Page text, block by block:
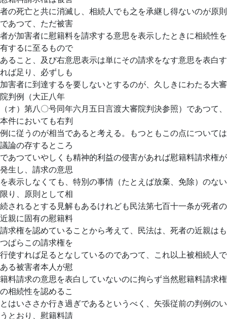
者の死亡と共に消滅し、相続人でも之を承継し得ないのが原則
であつて、ただ被害
者が加害者に慰籍料を請求する意思を表示したときに相続性を
有するに至るもので
あること、及び右意思表示は単にその請求をなす意思を表白す
れば足り、必ずしも
加害者に到達するを要しないとするのが、久しきにわたる大審
院判例（大正八年
（オ）第八〇号同年六月五日言渡大審院判決参照）であつて、
本件においても右判
例に従うのが相当であると考える。もつともこの点については
議論の存するところ
であつていやしくも精神的利益の侵害があれば慰籍料請求権が
発生し、請求の意思
を表示しなくても、特別の事情（たとえば放棄、免除）のない
限り、原則として相
続されるとする見解もあるけれども民法第七百十一条が死者の
近親に固有の慰籍料
請求権を認めていることから考えて、民法は、死者の近親はも
つぱらこの請求権を
行使すれば足るとなしているのであつて、これ以上被相続人で
ある被害者本人が慰
籍料請求の意思を表白していないのに拘らず当然慰籍料請求権
の相続性を認めるこ
とはいささか行き過ぎであるというべく、矢張従前の判例のい
うとおり、慰籍料請